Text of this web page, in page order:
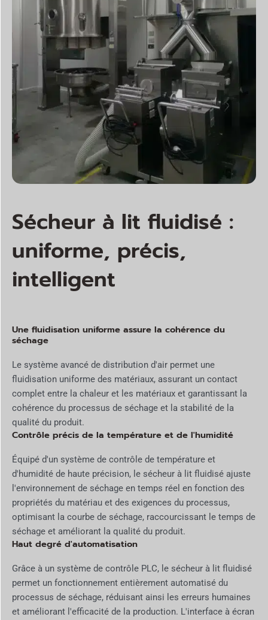
Sécheur à lit fluidisé :
uniforme, précis,
intelligent
Une fluidisation uniforme assure la cohérence du
séchage
Le système avancé de distribution d'air permet une
fluidisation uniforme des matériaux, assurant un contact
complet entre la chaleur et les matériaux et garantissant la
cohérence du processus de séchage et la stabilité de la
qualité du produit.
Contrôle précis de la température et de l'humidité
Équipé d'un système de contrôle de température et
d'humidité de haute précision, le sécheur à lit fluidisé ajuste
l'environnement de séchage en temps réel en fonction des
propriétés du matériau et des exigences du processus,
optimisant la courbe de séchage, raccourcissant le temps de
séchage et améliorant la qualité du produit.
Haut degré d'automatisation
Grâce à un système de contrôle PLC, le sécheur à lit fluidisé
permet un fonctionnement entièrement automatisé du
processus de séchage, réduisant ainsi les erreurs humaines
et améliorant l'efficacité de la production. L'interface à écran